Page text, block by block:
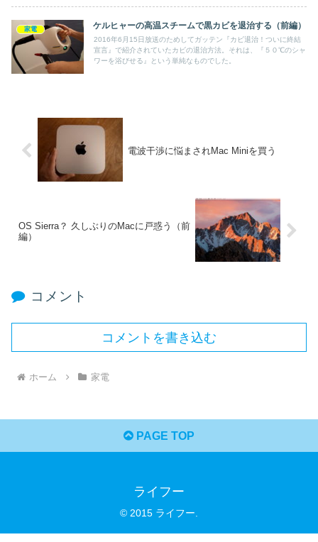
家電 ケルヒャーの高温スチームで黒カビを退治する（前編）
2016年6月15日放送のためしてガッテン『カビ退治！ついに終結
宣言』で紹介されていたカビの退治方法。それは、『５０℃のシャ
ワーを浴びせる』という単純なものでした。
電波干渉に悩まされMac Miniを買う
OS Sierra？ 久しぶりのMacに戸惑う（前
編）
コメント
コメントを書き込む
ホーム 家電
PAGE TOP
ライフー
© 2015 ライフー.